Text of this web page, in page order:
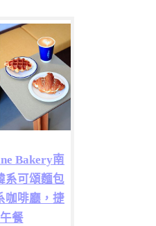
Bakery南
系可頌麵包
咖啡廳，捷
餐